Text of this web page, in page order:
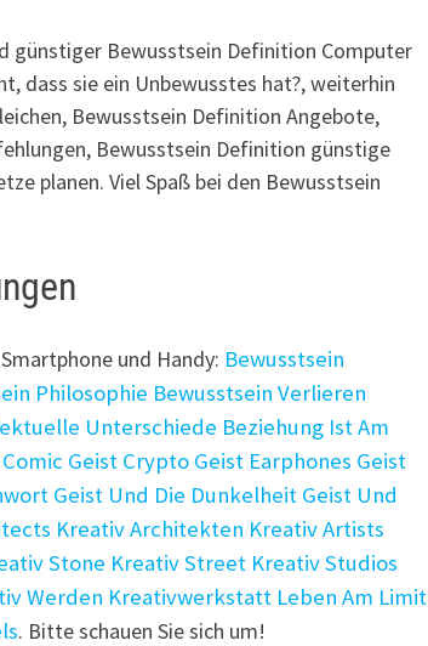
günstiger Bewusstsein Definition Computer
dass sie ein Unbewusstes hat?, weiterhin
Bewusstsein Definition Angebote,
Bewusstsein Definition günstige
planen. Viel Spaß bei den Bewusstsein
und Handy: Bewusstsein
Philosophie Bewusstsein Verlieren
Unterschiede Beziehung Ist Am
Geist Crypto Geist Earphones Geist
Geist Und Die Dunkelheit Geist Und
Kreativ Architekten Kreativ Artists
Stone Kreativ Street Kreativ Studios
Werden Kreativwerkstatt Leben Am Limit
. Bitte schauen Sie sich um!